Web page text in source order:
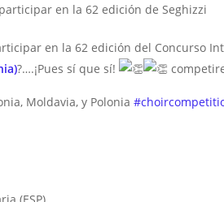
en la 62 edición de Seghizzi
en la 62 edición del Concurso
?….¡Pues sí que sí!
Moldavia, y Polonia